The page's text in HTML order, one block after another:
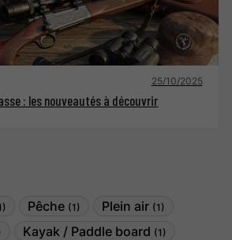
Pêche (1) Plein air (1)
Kayak / Paddle board (1)
25/10/2025
: les nouveautés à découvrir